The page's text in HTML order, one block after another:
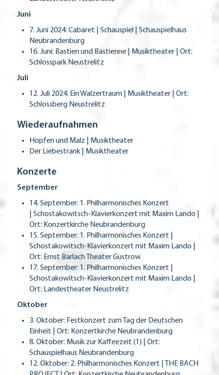
Juni
7. Juni 2024: Cabaret | Schauspiel | Schauspielhaus
Neubrandenburg
16. Juni: Bastien und Bastienne | Musiktheater | Ort:
Schlosspark Neustrelitz
Juli
12. Juli 2024: Ein Walzertraum | Musiktheater | Ort:
Schlossberg Neustrelitz
Wiederaufnahmen
Hopfen und Malz | Musiktheater
Der Liebestrank | Musiktheater
Konzerte
September
14. September: 1. Philharmonisches Konzert
| Schostakowitsch-Klavierkonzert mit Maxim Lando |
Ort: Konzertkirche Neubrandenburg
15. September: 1. Philharmonisches Konzert |
Schostakowitsch-Klavierkonzert mit Maxim Lando |
Ort: Ernst Barlach Theater Güstrow
17. September: 1. Philharmonisches Konzert |
Schostakowitsch-Klavierkonzert mit Maxim Lando |
Ort: Landestheater Neustrelitz
Oktober
3. Oktober: Festkonzert zum Tag der Deutschen
Einheit | Ort: Konzertkirche Neubrandenburg
8. Oktober: Musik zur Kaffeezeit (1) | Ort:
Schauspielhaus Neubrandenburg
12. Oktober: 2. Philharmonisches Konzert | THE BACH